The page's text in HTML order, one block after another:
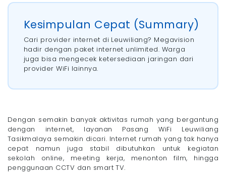
Rekomendasi Pasang WiFi Leuwiliang Tasikmalaya
- 2. MyRepublic
- 3. Biznet
- 4. Oxygen
- 5. CBN
- 7. Iconnet
Ciri-Ciri Provider WiFi yang Bagus di Leuwiliang
Tasikmalaya
- 1. Jaringan Sudah Masuk Area
- 2. Kecepatan Stabil
- 3. Ada Teknisi Cepat
Kesimpulan Cepat (Summary)
Cari provider internet di Leuwiliang? Megavision
hadir dengan paket internet unlimited. Warga
juga bisa mengecek ketersediaan jaringan dari
provider WiFi lainnya.
Dengan semakin banyak aktivitas rumah yang bergantung
dengan internet, layanan Pasang WiFi Leuwiliang
Tasikmalaya semakin dicari. Internet rumah yang tak hanya
cepat namun juga stabil dibutuhkan untuk kegiatan
sekolah online, meeting kerja, menonton film, hingga
penggunaan CCTV dan smart TV.